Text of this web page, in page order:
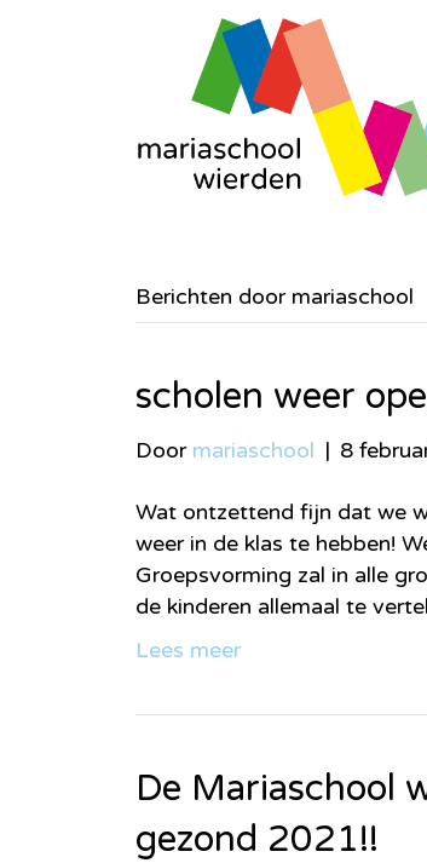
Berichten door mariaschool
scholen weer
Door mariaschool | 8
Wat ontzettend fijn dat we
weer in de klas te hebben!
Groepsvorming zal in alle
de kinderen allemaal te
Lees meer
De Mariaschool
gezond 2021!!